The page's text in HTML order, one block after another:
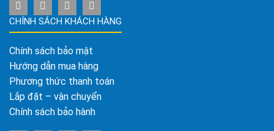
CHÍNH SÁCH KHÁCH HÀNG
Chính sách bảo mật
Hướng dẫn mua hàng
Phương thức thanh toán
Lắp đặt – vận chuyển
Chính sách bảo hành